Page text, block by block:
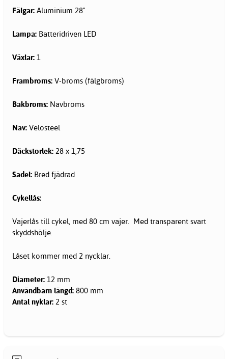
Fälgar: Aluminium 28"
Lampa: Batteridriven LED
Växlar: 1
Frambroms: V-broms (fälgbroms)
Bakbroms: Navbroms
Nav: Velosteel
Däckstorlek: 28 x 1,75
Sadel: Bred fjädrad
Cykellås:
Vajerlås till cykel, med 80 cm vajer. Med transparent svart
skyddshölje.
Låset kommer med 2 nycklar.
Diameter: 12 mm
Användbarn längd: 800 mm
Antal nyklar: 2 st